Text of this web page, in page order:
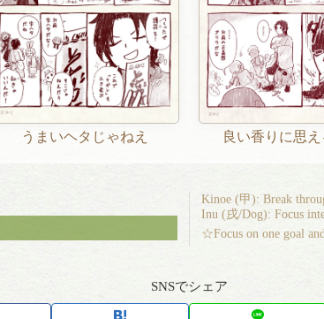
うまいヘタじゃねえ 良い香りに思
Kinoe (甲): Break
Inu (戌/Dog): Focus
☆Focus on one goal
SNSでシェア